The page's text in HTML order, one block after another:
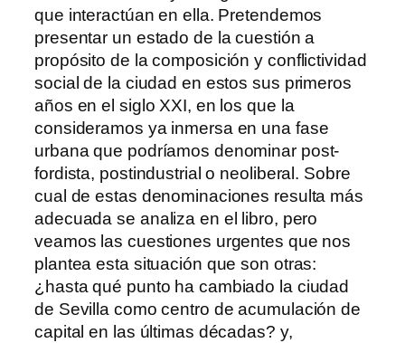
que interactúan en ella. Pretendemos
presentar un estado de la cuestión a
propósito de la composición y conflictividad
social de la ciudad en estos sus primeros
años en el siglo XXI, en los que la
consideramos ya inmersa en una fase
urbana que podríamos denominar post-
fordista, postindustrial o neoliberal. Sobre
cual de estas denominaciones resulta más
adecuada se analiza en el libro, pero
veamos las cuestiones urgentes que nos
plantea esta situación que son otras:
¿hasta qué punto ha cambiado la ciudad
de Sevilla como centro de acumulación de
capital en las últimas décadas? y,